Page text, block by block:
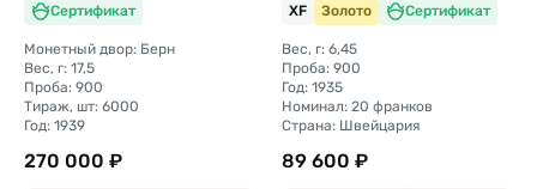
Сертификат
Монетный двор: Берн
Вес, г: 17,5
Проба: 900
Тираж, шт: 6000
Год: 1939
270 000 ₽
XF Золото Сертификат
Вес, г: 6,45
Проба: 900
Год: 1935
Номинал: 20 франков
Страна: Швейцария
89 600 ₽